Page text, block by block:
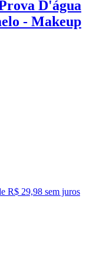
D'água
- Makeup
R$ 29,98 sem juros